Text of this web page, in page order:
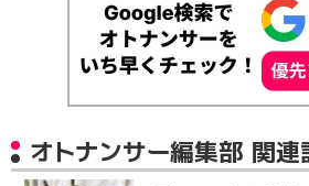
オトナンサー編集部 関連